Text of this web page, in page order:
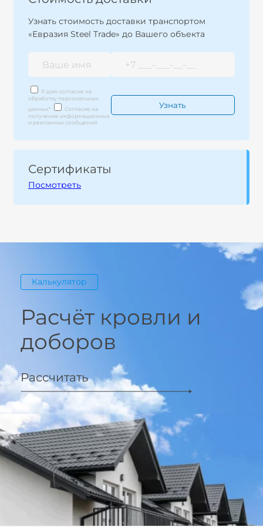
Узнать стоимость доставки транспортом
«Евразия Steel Trade» до Вашего объекта
Я даю согласие на
обработку персональных
данных*
Согласие на
получение информационных
и рекламных сообщений
Сертификаты
Посмотреть
Калькулятор
Расчёт кровли и
доборов
Рассчитать